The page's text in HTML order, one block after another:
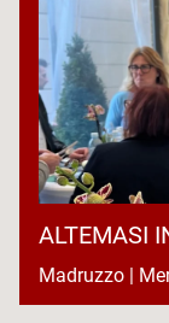
ALTEMASI
Madruzzo |